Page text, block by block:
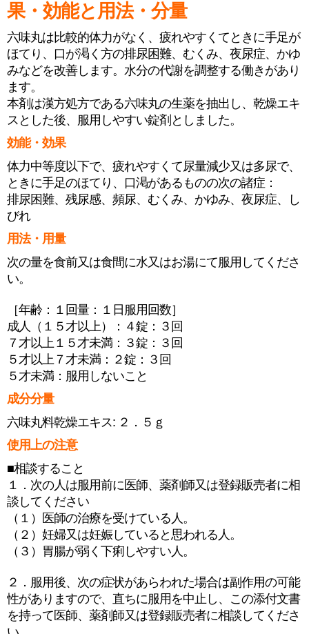
果・効能と用法・分量
六味丸は比較的体力がなく、疲れやすくてときに手足が
ほてり、口が渇く方の排尿困難、むくみ、夜尿症、かゆ
みなどを改善します。水分の代謝を調整する働きがあり
ます。
本剤は漢方処方である六味丸の生薬を抽出し、乾燥エキ
スとした後、服用しやすい錠剤としました。
効能・効果
体力中等度以下で、疲れやすくて尿量減少又は多尿で、
ときに手足のほてり、口渇があるものの次の諸症：
排尿困難、残尿感、頻尿、むくみ、かゆみ、夜尿症、し
びれ
用法・用量
次の量を食前又は食間に水又はお湯にて服用してくださ
い。
［年齢：１回量：１日服用回数］
成人（１５才以上）：４錠：３回
７才以上１５才未満：３錠：３回
５才以上７才未満：２錠：３回
５才未満：服用しないこと
成分分量
六味丸料乾燥エキス: ２．５ｇ
使用上の注意
■相談すること
１．次の人は服用前に医師、薬剤師又は登録販売者に相
談してください
（１）医師の治療を受けている人。
（２）妊婦又は妊娠していると思われる人。
（３）胃腸が弱く下痢しやすい人。
２．服用後、次の症状があらわれた場合は副作用の可能
性がありますので、直ちに服用を中止し、この添付文書
を持って医師、薬剤師又は登録販売者に相談してくださ